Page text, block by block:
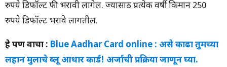
रुपये डिफॉल्ट फी भरावी लागेल. ज्यासाठी प्रत्येक वर्षी किमान 250
रुपये डिफॉल्ट भरावे लागतील.
हे पण वाचा : Blue Aadhar Card online : असे काढा तुमच्या
लहान मुलाचे ब्लू आधार कार्ड! अर्जाची प्रक्रिया जाणून घ्या.